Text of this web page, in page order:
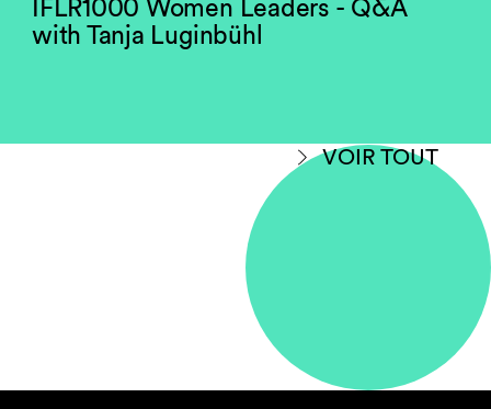
IFLR1000 Women Leaders - Q&A
with Tanja Luginbühl
VOIR TOUT